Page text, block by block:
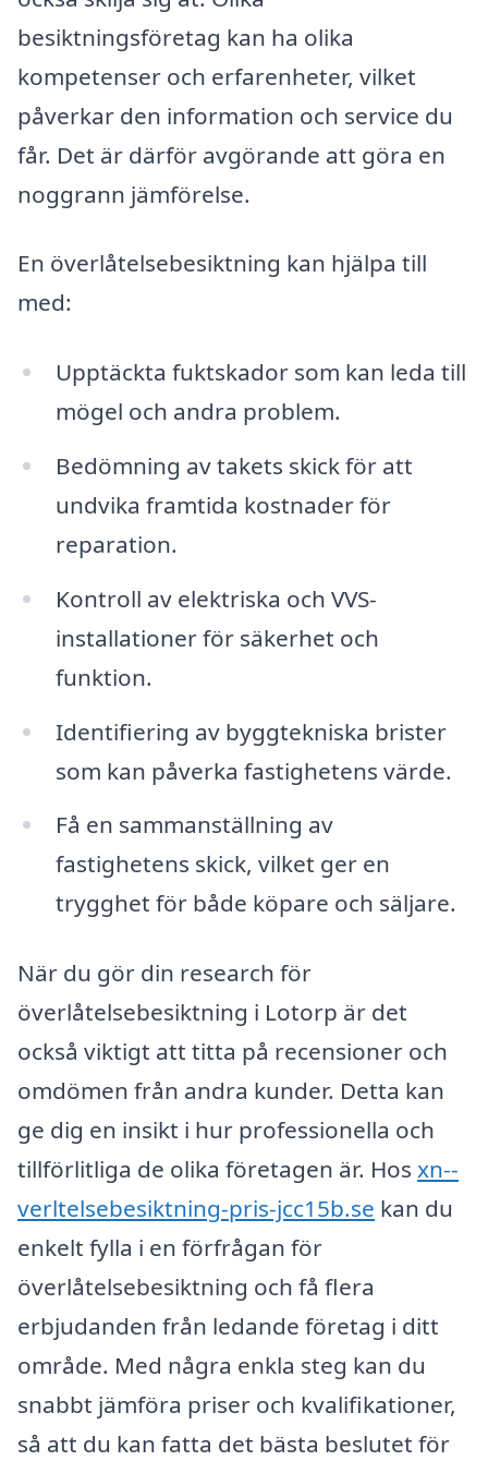
besiktningsföretag kan ha olika
kompetenser och erfarenheter, vilket
påverkar den information och service du
får. Det är därför avgörande att göra en
noggrann jämförelse.
En överlåtelsebesiktning kan hjälpa till
med:
Upptäckta fuktskador som kan leda till
mögel och andra problem.
Bedömning av takets skick för att
undvika framtida kostnader för
reparation.
Kontroll av elektriska och VVS-
installationer för säkerhet och
funktion.
Identifiering av byggtekniska brister
som kan påverka fastighetens värde.
Få en sammanställning av
fastighetens skick, vilket ger en
trygghet för både köpare och säljare.
När du gör din research för
överlåtelsebesiktning i Lotorp är det
också viktigt att titta på recensioner och
omdömen från andra kunder. Detta kan
ge dig en insikt i hur professionella och
tillförlitliga de olika företagen är. Hos xn--
verltelsebesiktning-pris-jcc15b.se kan du
enkelt fylla i en förfrågan för
överlåtelsebesiktning och få flera
erbjudanden från ledande företag i ditt
område. Med några enkla steg kan du
snabbt jämföra priser och kvalifikationer,
så att du kan fatta det bästa beslutet för